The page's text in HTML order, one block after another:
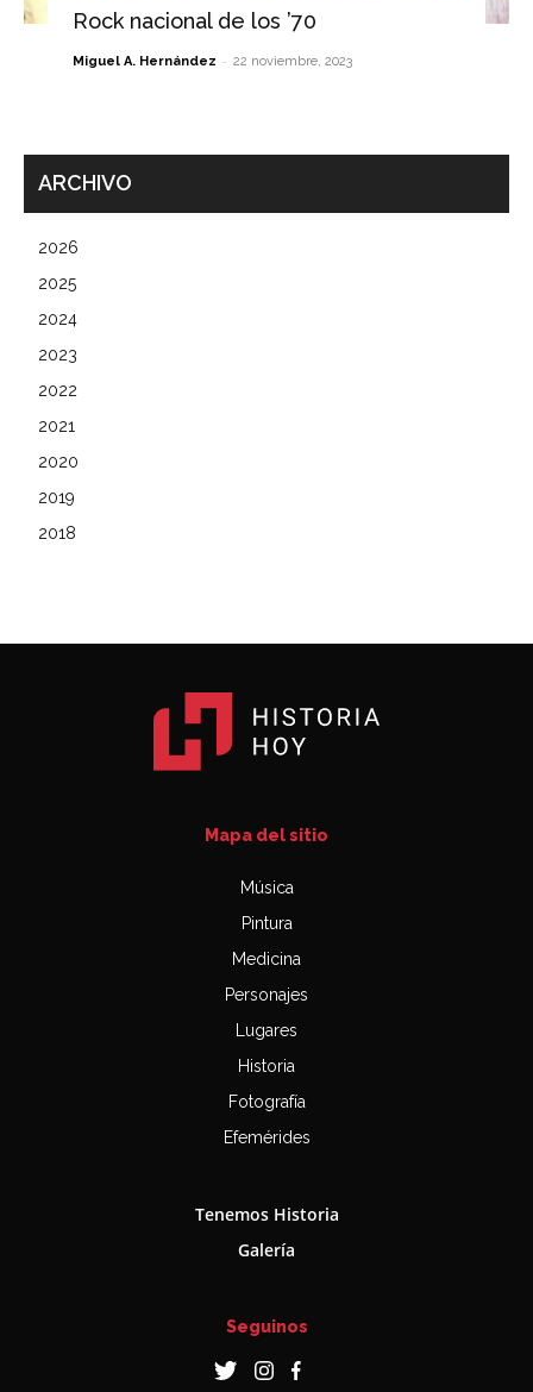
Rock nacional de los ’70
Miguel A. Hernández - 22 noviembre, 2023
ARCHIVO
2026
2025
2024
2023
2022
2021
2020
2019
2018
Mapa del sitio
Música
Pintura
Medicina
Personajes
Lugares
Historia
Fotografía
Efemérides
Tenemos Historia
Galería
Seguinos